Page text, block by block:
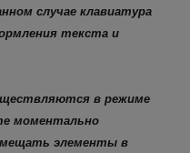
случае клавиатура
текста и
в режиме
моментально
элементы в